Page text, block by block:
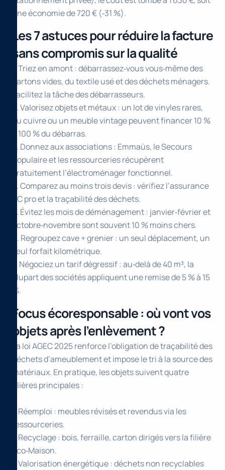
une économie de 720 € (‑31 %).
Les 7 astuces pour réduire la facture
sans compromis sur la qualité
1. Triez en amont : débarrassez‑vous vous‑même des
cartons vides, du textile usé et des déchets ménagers.
Facilitez la tâche des débarrasseurs.
2. Valorisez objets et métaux : un lot de vinyles rares,
du cuivre ou un meuble vintage peuvent financer 10 %
à 100 % du débarras.
3. Donnez aux associations : Emmaüs, le Secours
Populaire et les ressourceries récupèrent
gratuitement l’électroménager fonctionnel.
4. Comparez au moins trois devis : vérifiez l’assurance
RC pro et la traçabilité des déchets.
5. Évitez les mois de déménagement : janvier‑février et
octobre‑novembre sont souvent 10 % moins chers.
6. Regroupez cave + grenier : un seul déplacement, un
seul forfait kilométrique.
7. Négociez un tarif dégressif : au‑delà de 40 m³, la
plupart des sociétés appliquent une remise de 5 % à 15
%.
Focus écoresponsable : où vont vos
objets après l’enlèvement ?
La loi AGEC 2025 renforce l’obligation de traçabilité des
déchets d’ameublement et impose le tri à la source des
matériaux. En pratique, les objets suivent quatre
filières principales :
– Réemploi : meubles révisés et revendus via les
ressourceries.
– Recyclage : bois, ferraille, carton dirigés vers la filière
Eco‑Maison.
– Valorisation énergétique : déchets non recyclables